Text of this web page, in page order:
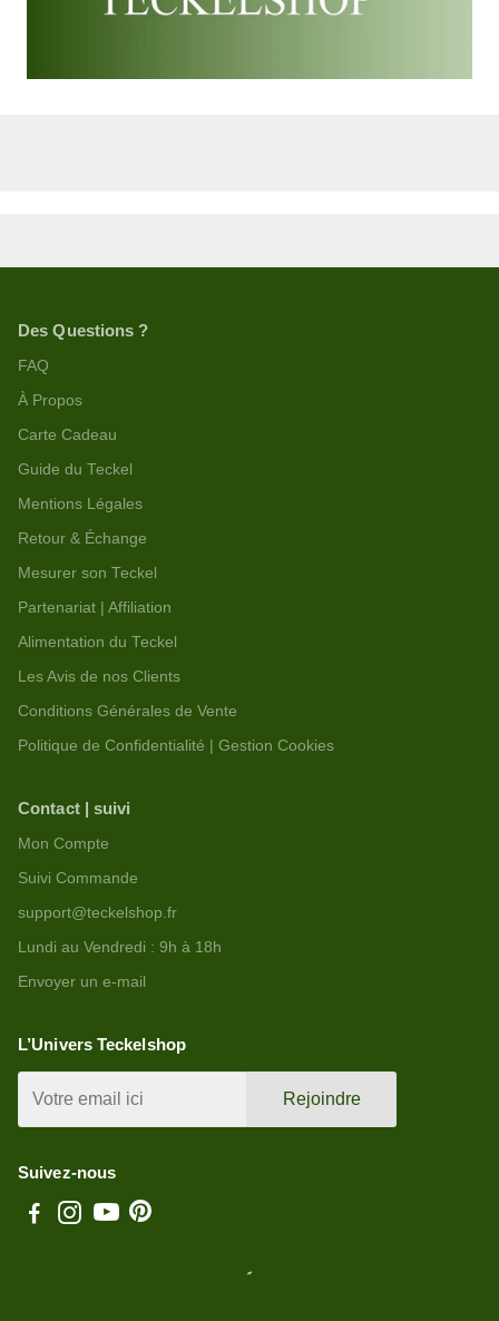
Des Questions ?
FAQ
À Propos
Carte Cadeau
Guide du Teckel
Mentions Légales
Retour & Échange
Mesurer son Teckel
Partenariat | Affiliation
Alimentation du Teckel
Les Avis de nos Clients
Conditions Générales de Vente
Politique de Confidentialité | Gestion Cookies
Contact | suivi
Mon Compte
Suivi Commande
support@teckelshop.fr
Lundi au Vendredi : 9h à 18h
Envoyer un e-mail
L’Univers Teckelshop
Rejoindre
Suivez-nous